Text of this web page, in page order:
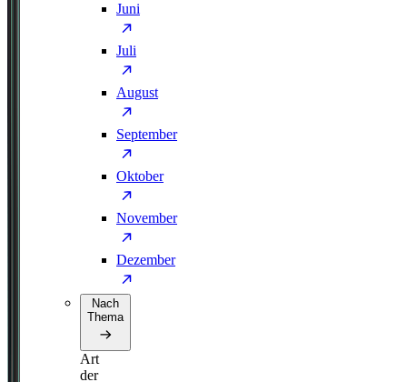
Juni
Juli
August
September
Oktober
November
Dezember
Nach
Thema
Art
der